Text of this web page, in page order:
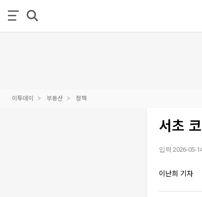
이투데이 부동산 정책
서초
입력 2026-05-
이난희 기자